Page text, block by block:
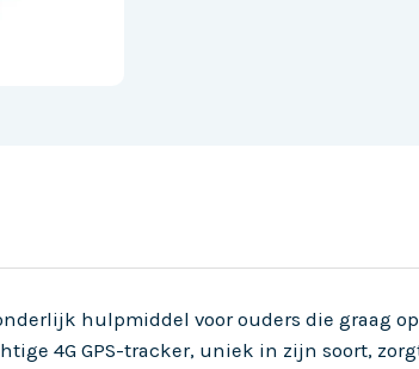
hulpmiddel voor ouders die graag op
4G GPS-tracker, uniek in zijn soort,